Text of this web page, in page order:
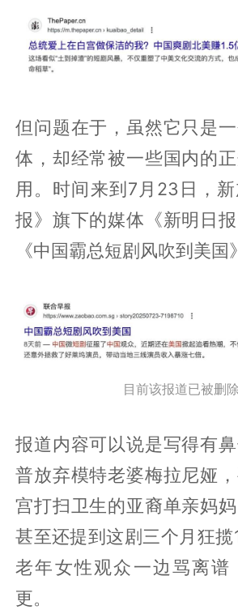
但问题在于，虽然它只是
体，却经常被一些国内的
用。时间来到7月23日，
报》旗下的媒体《新明日
《中国霸总短剧风吹到美国
目前该报道已被删除
报道内容可以说是写得有
普放弃模特老婆梅拉尼娅
宫打扫卫生的亚裔单亲妈妈
甚至还提到这剧三个月狂揽
老年女性观众一边骂离谱
更。